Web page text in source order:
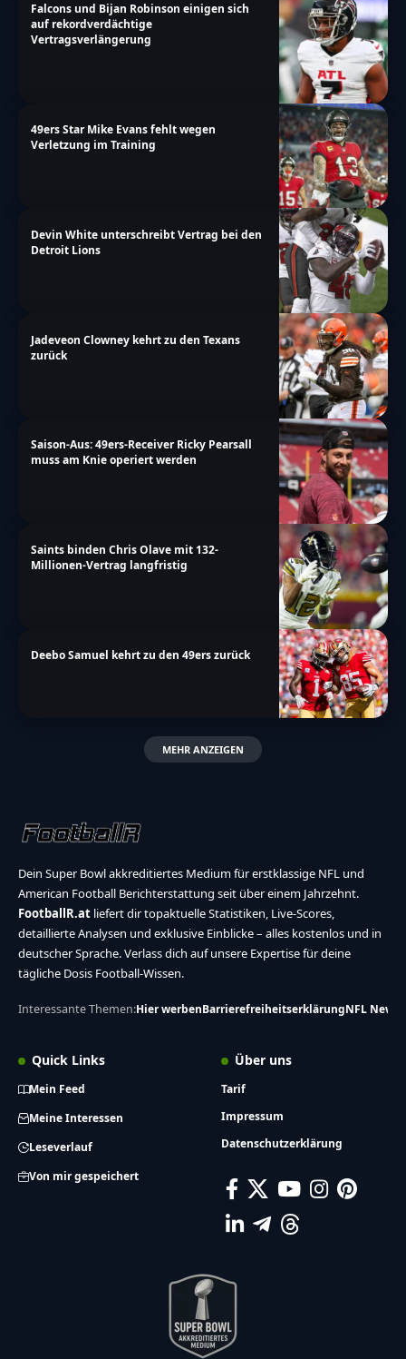
Falcons und Bijan Robinson einigen sich
auf rekordverdächtige
Vertragsverlängerung
49ers Star Mike Evans fehlt wegen
Verletzung im Training
Devin White unterschreibt Vertrag bei den
Detroit Lions
Jadeveon Clowney kehrt zu den Texans
zurück
Saison-Aus: 49ers-Receiver Ricky Pearsall
muss am Knie operiert werden
Saints binden Chris Olave mit 132-
Millionen-Vertrag langfristig
Deebo Samuel kehrt zu den 49ers zurück
MEHR ANZEIGEN
Dein Super Bowl akkreditiertes Medium für erstklassige NFL und
American Football Berichterstattung seit über einem Jahrzehnt.
FootballR.at liefert dir topaktuelle Statistiken, Live-Scores,
detaillierte Analysen und exklusive Einblicke – alles kostenlos und in
deutscher Sprache. Verlass dich auf unsere Expertise für deine
tägliche Dosis Football-Wissen.
Interessante Themen:Hier werbenBarrierefreiheitserklärungNFL News
Quick Links
Mein Feed
Meine Interessen
Leseverlauf
Von mir gespeichert
Über uns
Tarif
Impressum
Datenschutzerklärung